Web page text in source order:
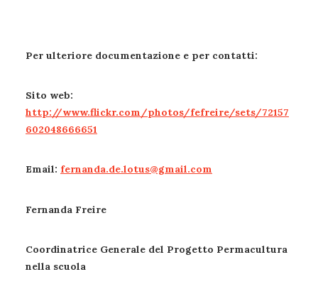
Per ulteriore documentazione e per contatti:
Sito web:
http://www.flickr.com/photos/fefreire/sets/72157
602048666651
Email: fernanda.de.lotus@gmail.com
Fernanda Freire
Coordinatrice Generale del Progetto Permacultura
nella scuola